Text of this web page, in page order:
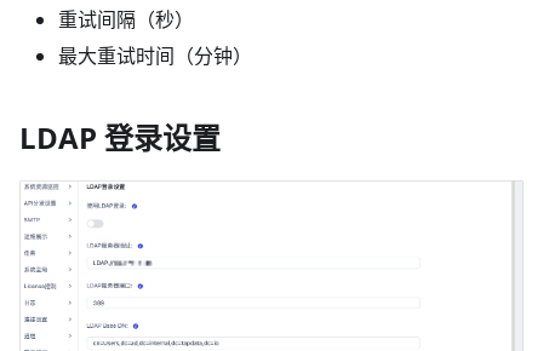
重试间隔（秒）
最大重试时间（分钟）
LDAP 登录设置